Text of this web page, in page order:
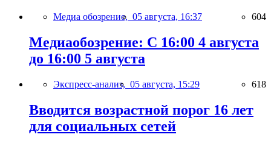
Медиа обозрение, 05 августа, 16:37 604
Медиаобозрение: С 16:00 4 августа
до 16:00 5 августа
Экспресс-анализ, 05 августа, 15:29 618
Вводится возрастной порог 16 лет
для социальных сетей